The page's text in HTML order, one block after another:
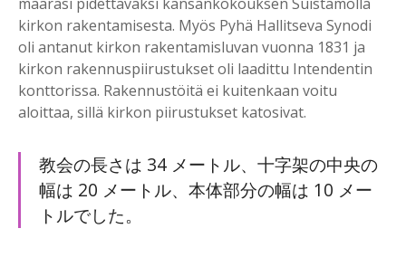
kirkon rakentamisesta. Myös Pyhä Hallitseva Synodi
oli antanut kirkon rakentamisluvan vuonna 1831 ja
kirkon rakennuspiirustukset oli laadittu Intendentin
konttorissa. Rakennustöitä ei kuitenkaan voitu
aloittaa, sillä kirkon piirustukset katosivat.
教会の長さは 34 メートル、十字架の中央の
幅は 20 メートル、本体部分の幅は 10 メー
トルでした。